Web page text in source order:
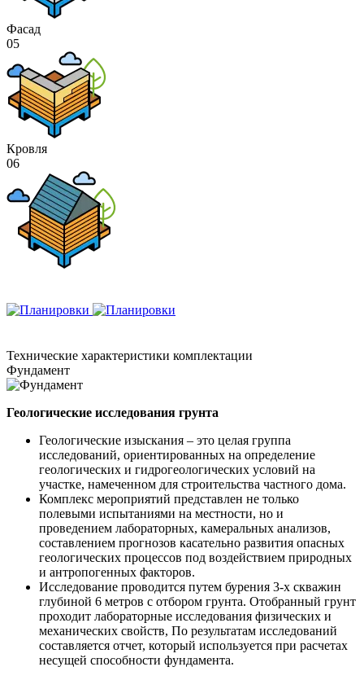
Фасад
05
Кровля
06
Технические характеристики комплектации
Фундамент
Геологические исследования грунта
Геологические изыскания – это целая группа
исследований, ориентированных на определение
геологических и гидрогеологических условий на
участке, намеченном для строительства частного дома.
Комплекс мероприятий представлен не только
полевыми испытаниями на местности, но и
проведением лабораторных, камеральных анализов,
составлением прогнозов касательно развития опасных
геологических процессов под воздействием природных
и антропогенных факторов.
Исследование проводится путем бурения 3-х скважин
глубиной 6 метров с отбором грунта. Отобранный грунт
проходит лабораторные исследования физических и
механических свойств, По результатам исследований
составляется отчет, который используется при расчетах
несущей способности фундамента.